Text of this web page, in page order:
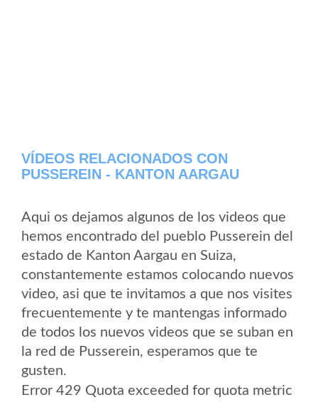
VÍDEOS RELACIONADOS CON
PUSSEREIN - KANTON AARGAU
Aqui os dejamos algunos de los videos que
hemos encontrado del pueblo Pusserein del
estado de Kanton Aargau en Suiza,
constantemente estamos colocando nuevos
video, asi que te invitamos a que nos visites
frecuentemente y te mantengas informado
de todos los nuevos videos que se suban en
la red de Pusserein, esperamos que te
gusten.
Error 429 Quota exceeded for quota metric